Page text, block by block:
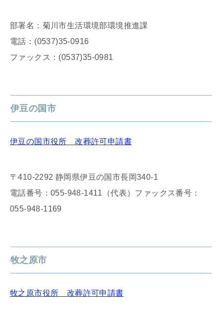
部署名：菊川市生活環境部環境推進課
電話：(0537)35-0916
ファックス：(0537)35-0981
伊豆の国市
伊豆の国市役所 改葬許可申請書
〒410-2292 静岡県伊豆の国市長岡340-1
電話番号：055-948-1411（代表）ファックス番号：
055-948-1169
牧之原市
牧之原市役所 改葬許可申請書